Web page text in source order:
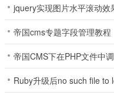
【品质音画，匠心呈现】
《星穹铁道》的剧情表现由
表现张力。米哈游旗下国人
发的种种异变和危机，在争
jquery实现图片水平滚动效
帝国cms专题字段管理教程
帝国CMS下在PHP文件中
Ruby升级后no such file to